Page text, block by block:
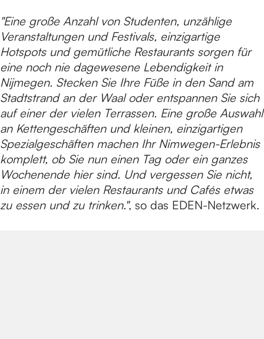
m
e
p
a
g
"Eine große Anzahl von Studenten, unzählige
Veranstaltungen und Festivals, einzigartige
Hotspots und gemütliche Restaurants sorgen für
eine noch nie dagewesene Lebendigkeit in
Nijmegen. Stecken Sie Ihre Füße in den Sand am
Stadtstrand an der Waal oder entspannen Sie sich
auf einer der vielen Terrassen. Eine große Auswahl
an Kettengeschäften und kleinen, einzigartigen
Spezialgeschäften machen Ihr Nimwegen-Erlebnis
komplett, ob Sie nun einen Tag oder ein ganzes
Wochenende hier sind. Und vergessen Sie nicht,
in einem der vielen Restaurants und Cafés etwas
zu essen und zu trinken.", so das EDEN-Netzwerk.